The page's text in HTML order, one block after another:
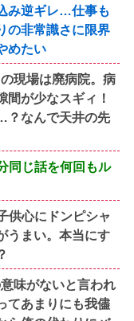
み逆ギレ…仕事も
の非常識さに限界
めたい
現場は廃病院。病
間が少なスギィ！
？なんで天井の先
同じ話を何回もル
供心にドンピシャ
うまい。本当にす
味がないと言われ
てあまりにも我儘